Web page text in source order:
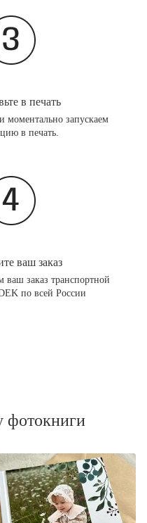
в печать
моментально запускаем
в печать.
ваш заказ
ваш заказ транспортной
по всей России
фотокниги